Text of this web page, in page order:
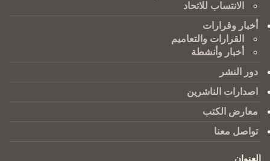
الانتساب للاتحاد
أخبار وقرارات
القرارات والتعاميم
أخبار وأنشطة
دور النشر
اصدارات الناشرين
معارض الكتب
تواصل معنا
العنوان